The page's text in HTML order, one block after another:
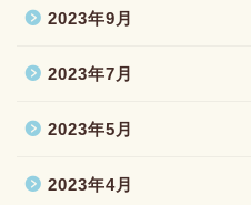
2023年9月
2023年7月
2023年5月
2023年4月